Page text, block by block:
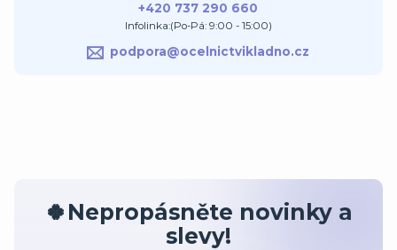
+420 737 290 660
Infolinka:(Po-Pá: 9:00 - 15:00)
podpora@ocelnictvikladno.cz
🍀Nepropásněte novinky a
slevy!